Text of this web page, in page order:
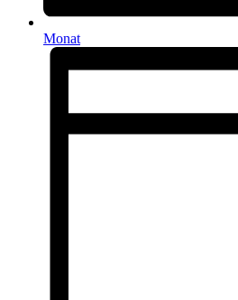
Monat